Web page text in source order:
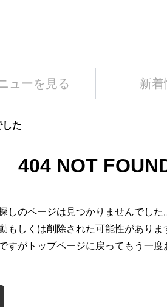
ューを見る 新着
た
404 NOT
しのページは見つかりませんでした
もしくは削除された可能性がありま
すがトップページに戻ってもう一度